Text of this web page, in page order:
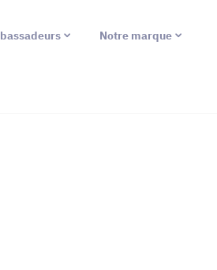
Notre marque